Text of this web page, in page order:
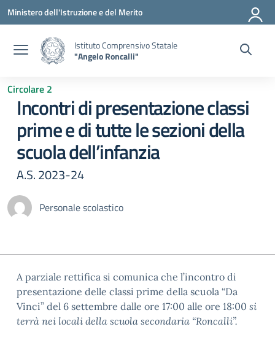
Vai ai contenuti
Vai al menu di navigazione
Vai al footer
Ministero dell'Istruzione e del Merito
Istituto Comprensivo Statale
"Angelo Roncalli"
Circolare 2
Incontri di presentazione classi
prime e di tutte le sezioni della
scuola dell’infanzia
A.S. 2023-24
Personale scolastico
A parziale rettifica si comunica che l’incontro di
presentazione delle classi prime della scuola “Da
Vinci” del 6 settembre dalle ore 17:00 alle ore 18:00 si
terrà nei locali della scuola secondaria “Roncalli”.